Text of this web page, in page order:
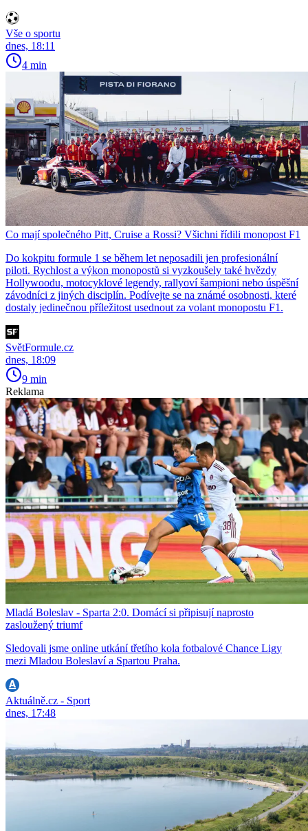
Vše o sportu
dnes, 18:11
4 min
Co mají společného Pitt, Cruise a Rossi? Všichni řídili monopost F1
Do kokpitu formule 1 se během let neposadili jen profesionální
piloti. Rychlost a výkon monopostů si vyzkoušely také hvězdy
Hollywoodu, motocyklové legendy, rallyoví šampioni nebo úspěšní
závodníci z jiných disciplín. Podívejte se na známé osobnosti, které
dostaly jedinečnou příležitost usednout za volant monopostu F1.
SvětFormule.cz
dnes, 18:09
9 min
Reklama
Mladá Boleslav - Sparta 2:0. Domácí si připisují naprosto
zasloužený triumf
Sledovali jsme online utkání třetího kola fotbalové Chance Ligy
mezi Mladou Boleslaví a Spartou Praha.
Aktuálně.cz - Sport
dnes, 17:48